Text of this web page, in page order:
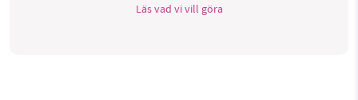
Läs vad vi vill göra